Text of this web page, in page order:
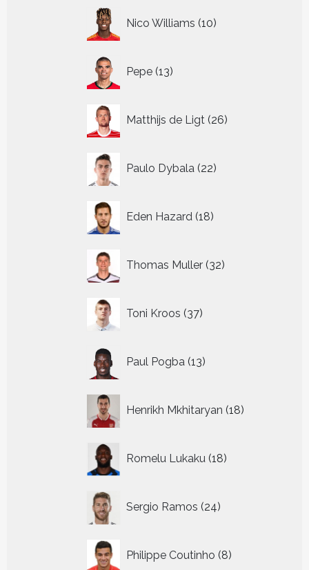
Nico Williams 10
producten
Pepe 13
producten
Matthijs de Ligt 26
producten
Paulo Dybala 22
producten
Eden Hazard 18
producten
Thomas Muller 32
producten
Toni Kroos 37
producten
Paul Pogba 13
producten
Henrikh Mkhitaryan 18
producten
Romelu Lukaku 18
producten
Sergio Ramos 24
producten
Philippe Coutinho 8
producten